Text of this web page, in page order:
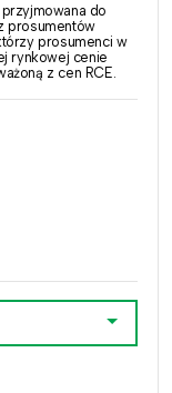
do
prosumentów
prosumenci w
rynkowej cenie
z cen RCE.